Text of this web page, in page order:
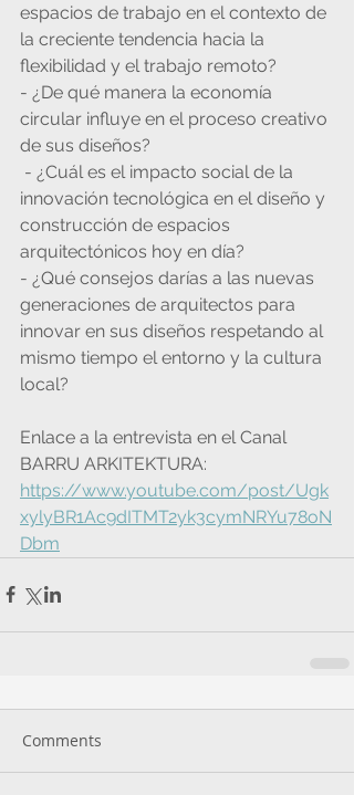
espacios de trabajo en el contexto de
la creciente tendencia hacia la
flexibilidad y el trabajo remoto?
- ¿De qué manera la economía
circular influye en el proceso creativo
de sus diseños?
innovación tecnológica en el diseño y
construcción de espacios
arquitectónicos hoy en día?
- ¿Qué consejos darías a las nuevas
generaciones de arquitectos para
innovar en sus diseños respetando al
mismo tiempo el entorno y la cultura
local?
Enlace a la entrevista en el Canal
BARRU ARKITEKTURA:
https://www.youtube.com/post/Ugk
xylyBR1Ac9dITMT2yk3cymNRYu78oN
Dbm
Comments